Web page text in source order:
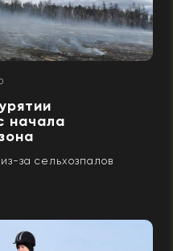
начала
за сельхозпалов